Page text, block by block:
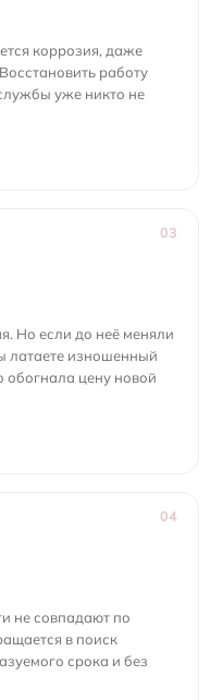
коррозия, даже
работу
уже никто не
03
Но если до неё меняли
латаете изношенный
обогнала цену новой
04
не совпадают по
в поиск
срока и без